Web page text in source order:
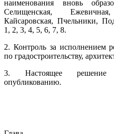
наименования вновь
Селищенская,
Кайсаровская, Пчельники,
1, 2, 3, 4, 5, 6, 7, 8.
2. Контроль за исполнением
по градостроительству,
3. Настоящее решение
опубликованию.